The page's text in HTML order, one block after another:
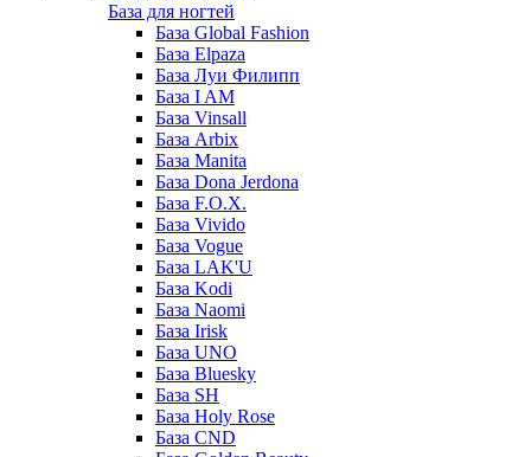
База для ногтей
База Global Fashion
База Elpaza
База Луи Филипп
База I AM
База Vinsall
База Arbix
База Manita
База Dona Jerdona
База F.O.X.
База Vivido
База Vogue
База LAK'U
База Kodi
База Naomi
База Irisk
База UNO
База Bluesky
База SH
База Holy Rose
База CND